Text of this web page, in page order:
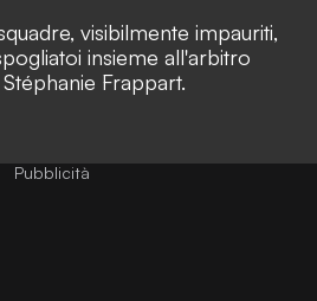
visibilmente impauriti,
insieme all'arbitro
Frappart.
Pubblicità